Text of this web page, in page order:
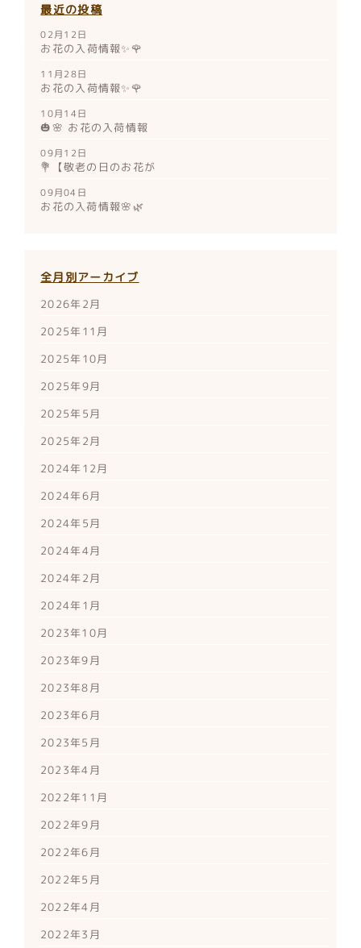
最近の投稿
02月12日
お花の入荷情報✨🌹
11月28日
お花の入荷情報✨🌹
10月14日
🎃🌸 お花の入荷情報
09月12日
💐【敬老の日のお花が
09月04日
お花の入荷情報🌸🌿
全月別アーカイブ
2026年2月
2025年11月
2025年10月
2025年9月
2025年5月
2025年2月
2024年12月
2024年6月
2024年5月
2024年4月
2024年2月
2024年1月
2023年10月
2023年9月
2023年8月
2023年6月
2023年5月
2023年4月
2022年11月
2022年9月
2022年6月
2022年5月
2022年4月
2022年3月